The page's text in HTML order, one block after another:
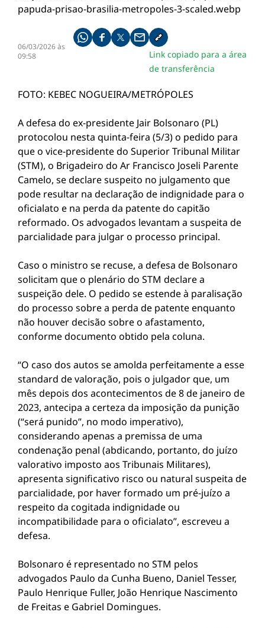
06/03/2026 às
09:58
Compartilhe pelo whatsapp
Compartilhar no facebook
Compartilhar no twitter
Compartilhe pelo email
Copiar link da notícia
Link copiado para a área
de transferência
FOTO: KEBEC NOGUEIRA/METRÓPOLES
A defesa do ex-presidente Jair Bolsonaro (PL)
protocolou nesta quinta-feira (5/3) o pedido para
que o vice-presidente do Superior Tribunal Militar
(STM), o Brigadeiro do Ar Francisco Joseli Parente
Camelo, se declare suspeito no julgamento que
pode resultar na declaração de indignidade para o
oficialato e na perda da patente do capitão
reformado. Os advogados levantam a suspeita de
parcialidade para julgar o processo principal.
Caso o ministro se recuse, a defesa de Bolsonaro
solicitam que o plenário do STM declare a
suspeição dele. O pedido se estende à paralisação
do processo sobre a perda de patente enquanto
não houver decisão sobre o afastamento,
conforme documento obtido pela coluna.
“O caso dos autos se amolda perfeitamente a esse
standard de valoração, pois o julgador que, um
mês depois dos acontecimentos de 8 de janeiro de
2023, antecipa a certeza da imposição da punição
(“será punido”, no modo imperativo),
considerando apenas a premissa de uma
condenação penal (abdicando, portanto, do juízo
valorativo imposto aos Tribunais Militares),
apresenta significativo risco ou natural suspeita de
parcialidade, por haver formado um pré-juízo a
respeito da cogitada indignidade ou
incompatibilidade para o oficialato”, escreveu a
defesa.
Bolsonaro é representado no STM pelos
advogados Paulo da Cunha Bueno, Daniel Tesser,
Paulo Henrique Fuller, João Henrique Nascimento
de Freitas e Gabriel Domingues.